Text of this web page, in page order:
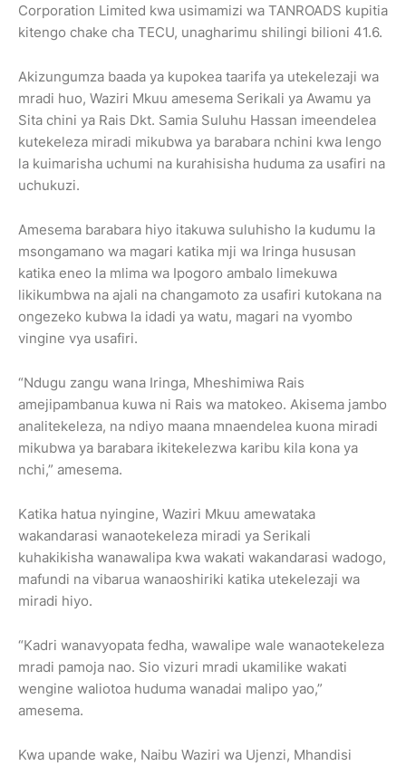
Corporation Limited kwa usimamizi wa TANROADS kupitia
kitengo chake cha TECU, unagharimu shilingi bilioni 41.6.
Akizungumza baada ya kupokea taarifa ya utekelezaji wa
mradi huo, Waziri Mkuu amesema Serikali ya Awamu ya
Sita chini ya Rais Dkt. Samia Suluhu Hassan imeendelea
kutekeleza miradi mikubwa ya barabara nchini kwa lengo
la kuimarisha uchumi na kurahisisha huduma za usafiri na
uchukuzi.
Amesema barabara hiyo itakuwa suluhisho la kudumu la
msongamano wa magari katika mji wa Iringa hususan
katika eneo la mlima wa Ipogoro ambalo limekuwa
likikumbwa na ajali na changamoto za usafiri kutokana na
ongezeko kubwa la idadi ya watu, magari na vyombo
vingine vya usafiri.
“Ndugu zangu wana Iringa, Mheshimiwa Rais
amejipambanua kuwa ni Rais wa matokeo. Akisema jambo
analitekeleza, na ndiyo maana mnaendelea kuona miradi
mikubwa ya barabara ikitekelezwa karibu kila kona ya
nchi,” amesema.
Katika hatua nyingine, Waziri Mkuu amewataka
wakandarasi wanaotekeleza miradi ya Serikali
kuhakikisha wanawalipa kwa wakati wakandarasi wadogo,
mafundi na vibarua wanaoshiriki katika utekelezaji wa
miradi hiyo.
“Kadri wanavyopata fedha, wawalipe wale wanaotekeleza
mradi pamoja nao. Sio vizuri mradi ukamilike wakati
wengine waliotoa huduma wanadai malipo yao,”
amesema.
Kwa upande wake, Naibu Waziri wa Ujenzi, Mhandisi